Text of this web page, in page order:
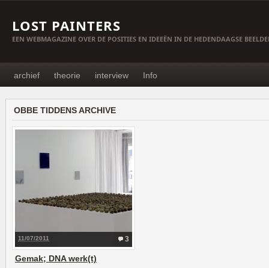
LOST PAINTERS
EEN WEBMAGAZINE OVER DE POSITIES EN IDEEËN IN DE HEDENDAAGSE
archief theorie interview Info
OBBE TIDDENS ARCHIVE
3
11/07/2011
Gemak; DNA werk(t)